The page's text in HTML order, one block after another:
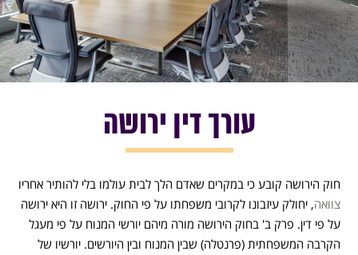
עורך דין ירושה
חוק הירושה קובע כי במקרים שאדם הלך לבית עולמו בלי להותיר אחריו
צוואה, יחולק עיזבונו לקרובי משפחתו על פי החוק. ירושה זו היא ירושה
על פי דין. פרק ב' בחוק הירושה מורה מיהם יורשי המנוח על פי מעגל
הקרבה המשפחתית (פרנטלה) שבין המנוח ובין היורשים. יורשיו של